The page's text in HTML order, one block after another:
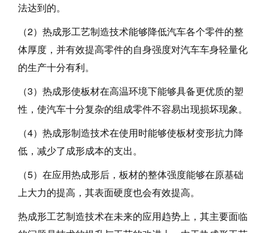
法达到的。
（2）热成形工艺制造技术能够降低汽车各个零件的整
体厚度，并有效提高零件的自身强度对汽车车身轻量化
的生产十分有利。
（3）热成形使板材在高温环境下能够具备更优质的塑
性，使汽车十分复杂的组成零件不容易出现损坏现象。
（4）热成形制造技术在使用时能够使板材变形抗力降
低，减少了成形成本的支出。
（5）在应用热成形后，板材的整体强度能够在原基础
上大力的提高，其表面硬度也会有效提高。
热成形工艺制造技术在未来的应用趋势上，其主要面临